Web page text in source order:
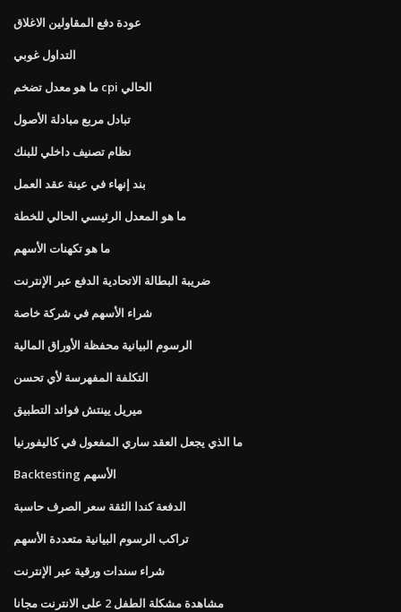
عودة دفع المقاولين الاغلاق
التداول غوبي
ما هو معدل تضخم cpi الحالي
تبادل مربع مبادلة الأصول
نظام تصنيف داخلي للبنك
بند إنهاء في عينة عقد العمل
ما هو المعدل الرئيسي الحالي للخطة
ما هو تكهنات الأسهم
ضريبة البطالة الاتحادية الدفع عبر الإنترنت
شراء الأسهم في شركة خاصة
الرسوم البيانية محفظة الأوراق المالية
التكلفة المفهرسة لأي تحسن
ميريل يينتش فوائد التطبيق
ما الذي يجعل العقد ساري المفعول في كاليفورنيا
Backtesting الأسهم
الدفعة كندا الثقة سعر الصرف حاسبة
تراكب الرسوم البيانية متعددة الأسهم
شراء سندات ورقية عبر الإنترنت
مشاهدة مشكلة الطفل 2 على الانترنت مجانا